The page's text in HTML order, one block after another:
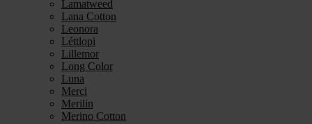
Lamatweed
Lana Cotton
Leonora
Léttlopi
Lillemor
Long Color
Luna
Merci
Merilin
Merino Cotton